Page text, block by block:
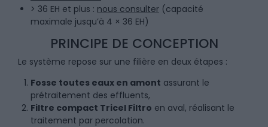
> 36 EH et plus : nous consulter (capacité
maximale jusqu’à 4 × 36 EH)
PRINCIPE DE CONCEPTION
Le système repose sur une filière en deux étapes :
Fosse toutes eaux en amont assurant le
prétraitement des effluents,
Filtre compact Tricel Filtro en aval, réalisant le
traitement par percolation.